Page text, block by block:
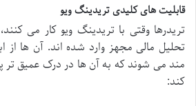
قابلیت های کلیدی تریدینگ ویو
تریدرها وقتی با تریدینگ ویو کار می
تحلیل مالی مجهز وارد شده اند. آن ها از
مند می شوند که به آن ها در درک عمیق تر
کند: